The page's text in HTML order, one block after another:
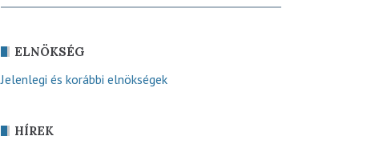
ELNÖKSÉG
Jelenlegi és korábbi elnökségek
HÍREK